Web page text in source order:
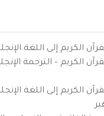
الكريم إلى اللغة
الكريم – الترجمة
الكريم إلى اللغة